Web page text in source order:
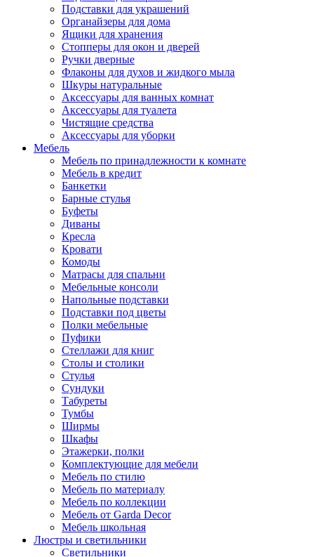
Подставки для украшений
Органайзеры для дома
Ящики для хранения
Стопперы для окон и дверей
Ручки дверные
Флаконы для духов и жидкого мыла
Шкуры натуральные
Аксессуары для ванных комнат
Аксессуары для туалета
Чистящие средства
Аксессуары для уборки
Мебель
Мебель по принадлежности к комнате
Мебель в кредит
Банкетки
Барные стулья
Буфеты
Диваны
Кресла
Кровати
Комоды
Матрасы для спальни
Мебельные консоли
Напольные подставки
Подставки под цветы
Полки мебельные
Пуфики
Стеллажи для книг
Столы и столики
Стулья
Сундуки
Табуреты
Тумбы
Ширмы
Шкафы
Этажерки, полки
Комплектующие для мебели
Мебель по стилю
Мебель по материалу
Мебель по коллекции
Мебель от Garda Decor
Мебель школьная
Люстры и светильники
Светильники